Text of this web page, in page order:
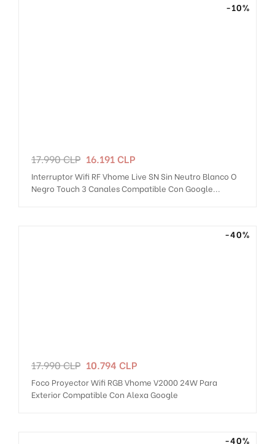
Precio
17.990 CLP
-10%
Precio
16.191 CLP
Interruptor Wifi RF Vhome Live SN Sin Neutro Blanco O
Negro Touch 3 Canales Compatible Con Google...
Precio
17.990 CLP
-40%
Precio
10.794 CLP
Foco Proyector Wifi RGB Vhome V2000 24W Para
Exterior Compatible Con Alexa Google
-40%